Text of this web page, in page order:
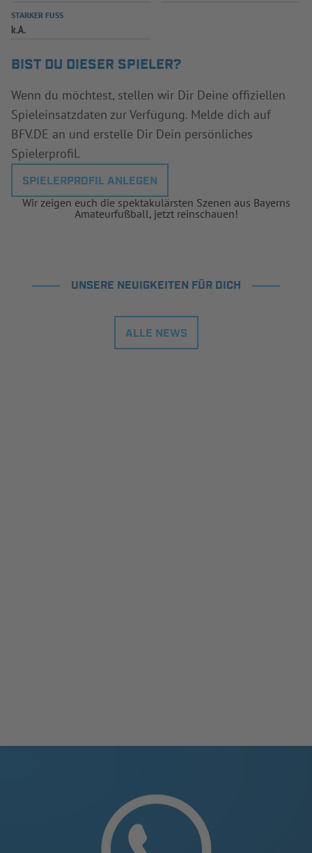
STARKER FUSS
k.A.
BIST DU DIESER SPIELER?
Wenn du möchtest, stellen wir Dir Deine offiziellen
Spieleinsatzdaten zur Verfügung. Melde dich auf
BFV.DE an und erstelle Dir Dein persönliches
Spielerprofil.
SPIELERPROFIL ANLEGEN
Wir zeigen euch die spektakulärsten Szenen aus Bayerns
Amateurfußball, jetzt reinschauen!
UNSERE NEUIGKEITEN FÜR DICH
ALLE NEWS